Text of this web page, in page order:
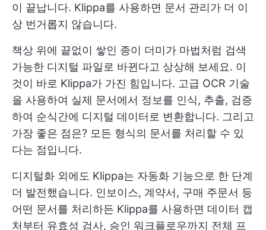
이 끝납니다. Klippa를 사용하면 문서 관리가 더 이
상 번거롭지 않습니다.
책상 위에 끝없이 쌓인 종이 더미가 마법처럼 검색
가능한 디지털 파일로 바뀐다고 상상해 보세요. 이
것이 바로 Klippa가 가진 힘입니다. 고급 OCR 기술
을 사용하여 실제 문서에서 정보를 인식, 추출, 검증
하여 순식간에 디지털 데이터로 변환합니다. 그리고
가장 좋은 점은? 모든 형식의 문서를 처리할 수 있
다는 점입니다.
디지털화 외에도 Klippa는 자동화 기능으로 한 단계
더 발전했습니다. 인보이스, 계약서, 구매 주문서 등
어떤 문서를 처리하든 Klippa를 사용하면 데이터 캡
처부터 유효성 검사, 승인 워크플로우까지 전체 프